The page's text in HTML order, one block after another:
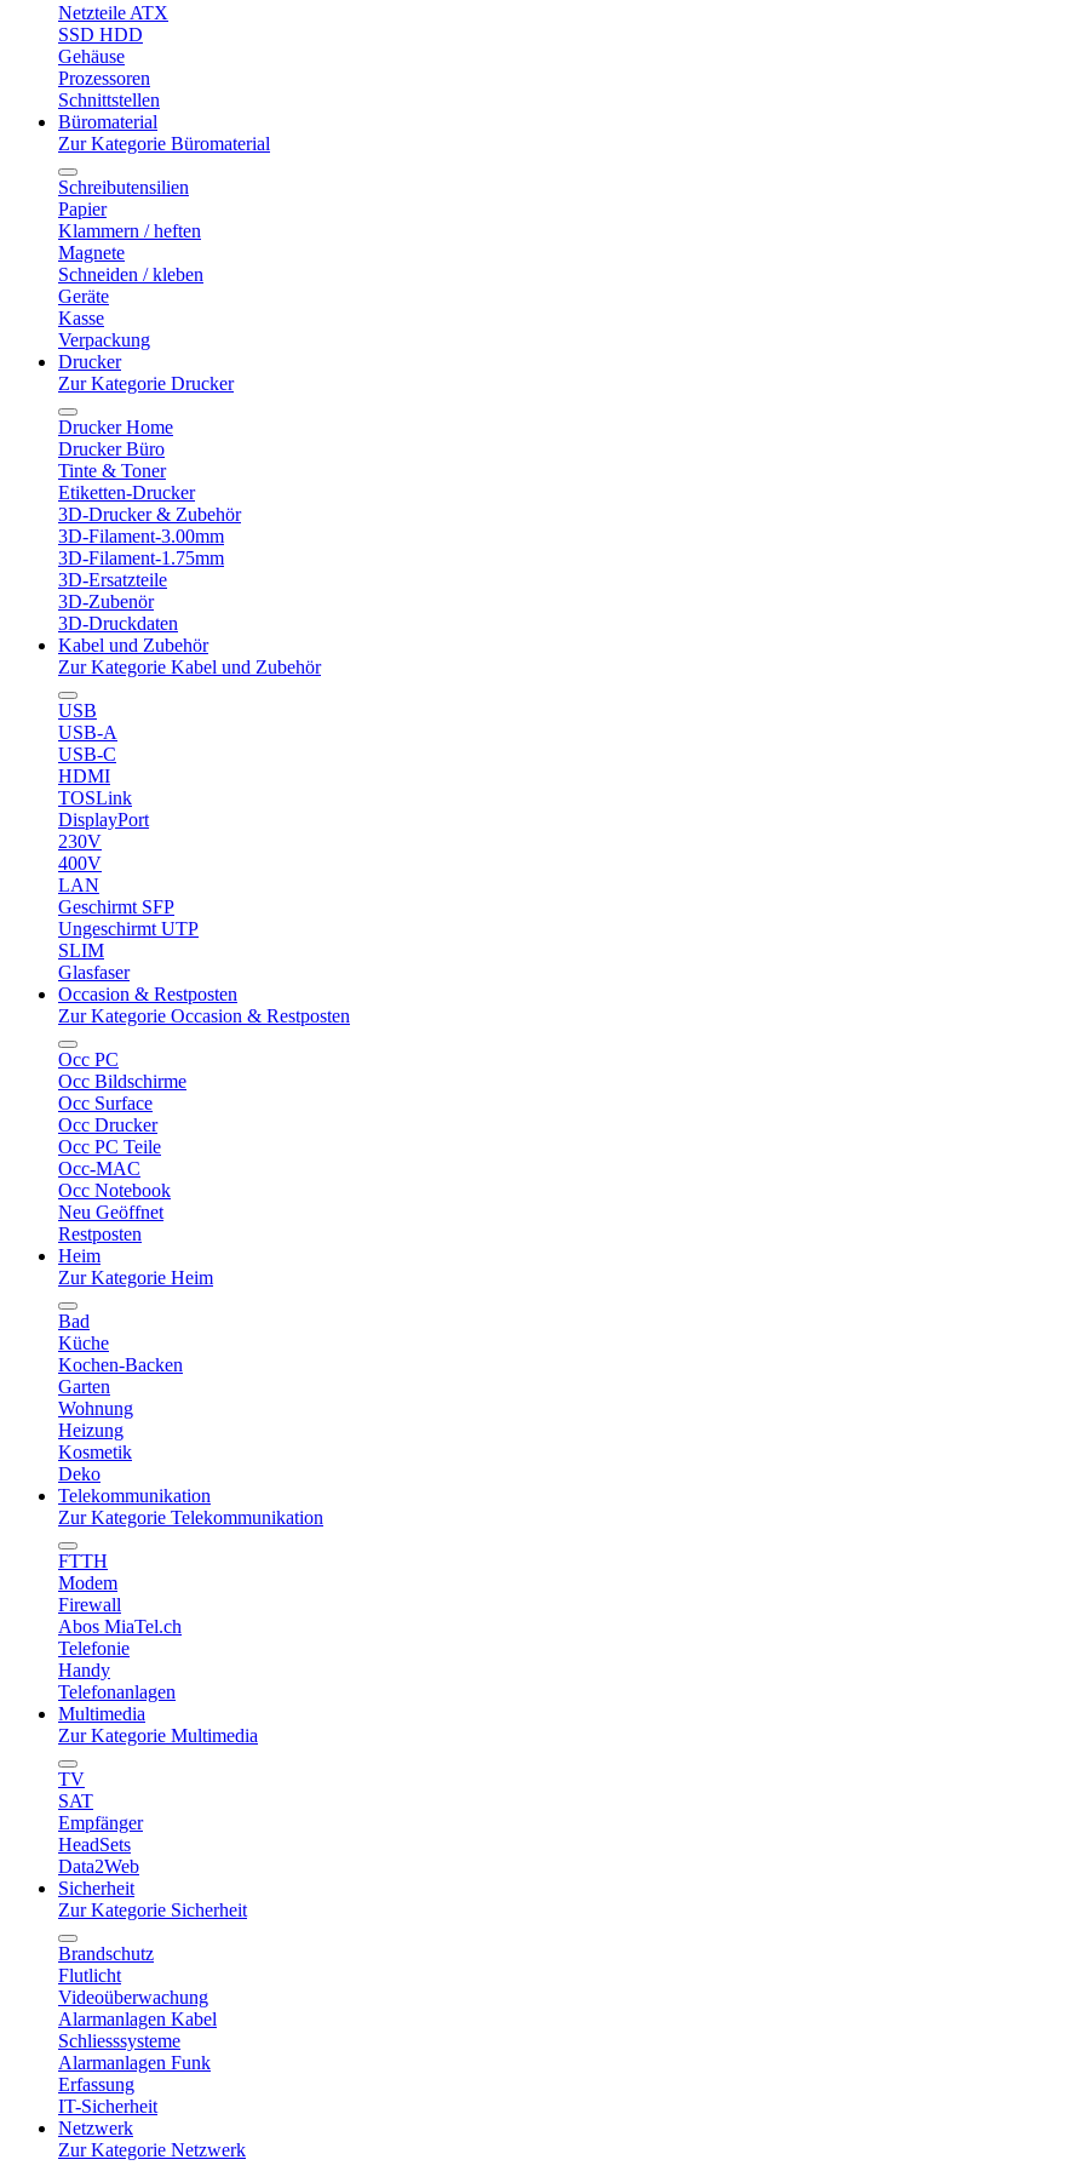
Netzteile ATX
SSD HDD
Gehäuse
Prozessoren
Schnittstellen
Büromaterial
Zur Kategorie Büromaterial
Schreibutensilien
Papier
Klammern / heften
Magnete
Schneiden / kleben
Geräte
Kasse
Verpackung
Drucker
Zur Kategorie Drucker
Drucker Home
Drucker Büro
Tinte & Toner
Etiketten-Drucker
3D-Drucker & Zubehör
3D-Filament-3.00mm
3D-Filament-1.75mm
3D-Ersatzteile
3D-Zubenör
3D-Druckdaten
Kabel und Zubehör
Zur Kategorie Kabel und Zubehör
USB
USB-A
USB-C
HDMI
TOSLink
DisplayPort
230V
400V
LAN
Geschirmt SFP
Ungeschirmt UTP
SLIM
Glasfaser
Occasion & Restposten
Zur Kategorie Occasion & Restposten
Occ PC
Occ Bildschirme
Occ Surface
Occ Drucker
Occ PC Teile
Occ-MAC
Occ Notebook
Neu Geöffnet
Restposten
Heim
Zur Kategorie Heim
Bad
Küche
Kochen-Backen
Garten
Wohnung
Heizung
Kosmetik
Deko
Telekommunikation
Zur Kategorie Telekommunikation
FTTH
Modem
Firewall
Abos MiaTel.ch
Telefonie
Handy
Telefonanlagen
Multimedia
Zur Kategorie Multimedia
TV
SAT
Empfänger
HeadSets
Data2Web
Sicherheit
Zur Kategorie Sicherheit
Brandschutz
Flutlicht
Videoüberwachung
Alarmanlagen Kabel
Schliesssysteme
Alarmanlagen Funk
Erfassung
IT-Sicherheit
Netzwerk
Zur Kategorie Netzwerk